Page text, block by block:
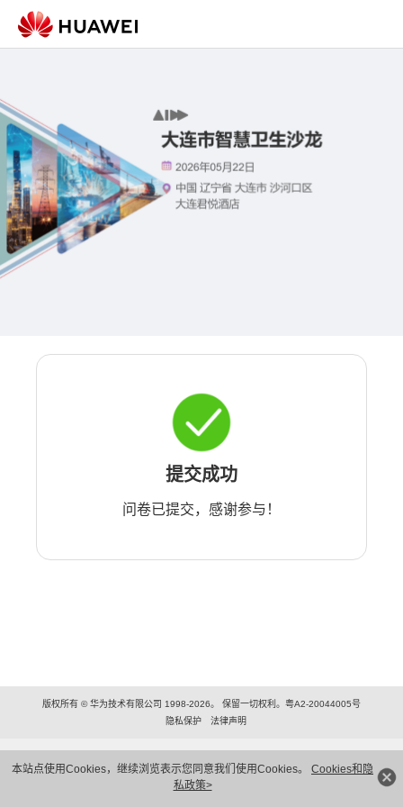
本站点使用Cookies，继续浏览表示您同意我们使用Cookies。 Cookies和隐
私政策>
提交成功
问卷已提交，感谢参与！
版权所有 © 华为技术有限公司 1998-2026。 保留一切权利。粤A2-20044005号
隐私保护
法律声明